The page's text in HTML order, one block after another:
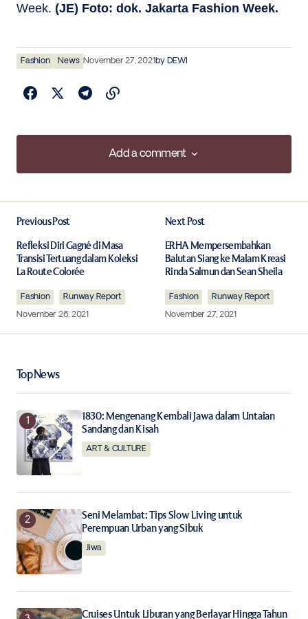
Week. (JE) Foto: dok. Jakarta Fashion Week.
Fashion News November 27, 2021by DEWI
Add a comment
Add a comment
Required fields are marked*
Your Name
Your E-mail*
Save my name, email, and website in this browser for
the next time I comment.
Notify me of new posts by email.
Submit Comment
Previous Post
Refleksi Diri Gagné di Masa
Transisi Tertuang dalam Koleksi
La Route Colorée
Fashion
Runway Report
November 26, 2021
Next Post
ERHA Mempersembahkan
Balutan Siang ke Malam Kreasi
Rinda Salmun dan Sean Sheila
Fashion
Runway Report
November 27, 2021
Top News
1830: Mengenang Kembali Jawa dalam Untaian
Sandang dan Kisah
ART & CULTURE
Seni Melambat: Tips Slow Living untuk
Perempuan Urban yang Sibuk
Jiwa
Cruises Untuk Liburan yang Berlayar Hingga Tahun